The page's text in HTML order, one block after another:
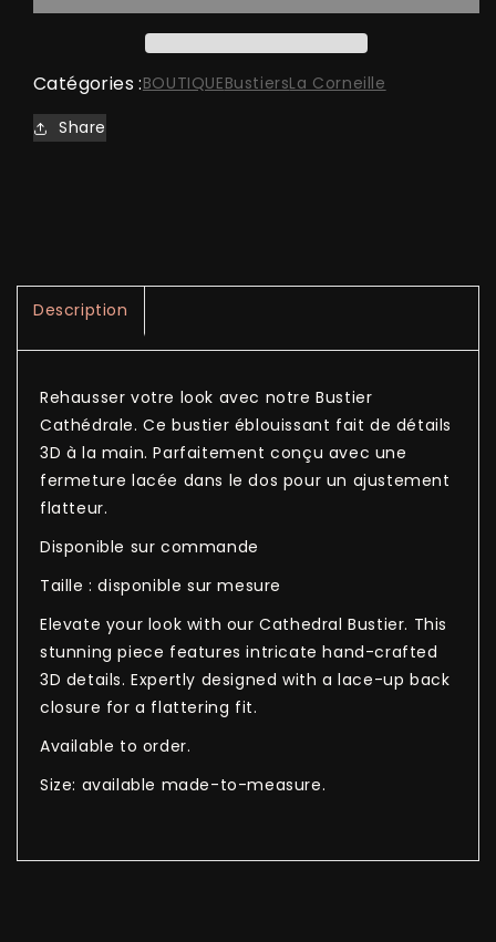
de
Cathédrale
de
VENDU-
Bustier
Cathédrale
Catégories :BOUTIQUEBustiersLa Corneille
Share
Description
Rehausser votre look avec notre Bustier
Cathédrale. Ce bustier éblouissant fait de détails
3D à la main. Parfaitement conçu avec une
fermeture lacée dans le dos pour un ajustement
flatteur.
Disponible sur commande
Taille : disponible sur mesure
Elevate your look with our Cathedral Bustier. This
stunning piece features intricate hand-crafted
3D details. Expertly designed with a lace-up back
closure for a flattering fit.
Available to order.
Size: available made-to-measure.